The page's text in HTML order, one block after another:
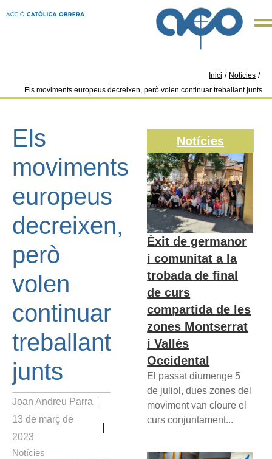
Inici / Notícies /
Els moviments europeus decreixen, però volen continuar treballant junts
Els
moviments
europeus
decreixen,
però
volen
continuar
treballant
junts
Joan Andreu Parra
13 de març de
2023
Notícies
Notícies
Èxit de germanor
i comunitat a la
trobada de final
de curs
compartida de les
zones Montserrat
i Vallès
Occidental
El passat diumenge 5
de juliol, dues zones del
moviment van cloure el
curs conjuntament...